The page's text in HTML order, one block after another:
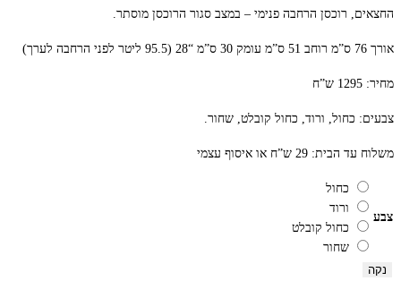
החצאים, רוכסן הרחבה פנימי – במצב סגור הרוכסן מוסתר.
אורך 76 ס”מ רוחב 51 ס”מ עומק 30 ס”מ “28 (95.5 ליטר לפני הרחבה לערך)
מחיר: 1295 ש”ח
צבעים: כחול, ורוד, כחול קובלט, שחור.
משלוח עד הבית: 29 ש”ח או איסוף עצמי
צבע
כחול
ורוד
כחול קובלט
שחור
נקה